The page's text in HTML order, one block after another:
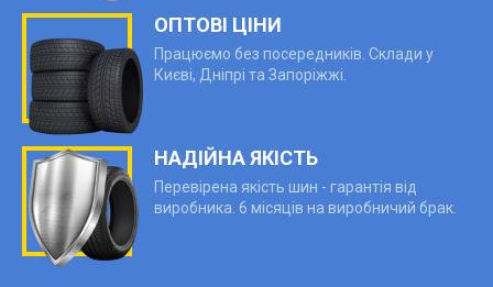
ОПТОВІ ЦІНИ
Працюємо без посередників. Склади у
Києві, Дніпрі та Запоріжжі.
НАДІЙНА ЯКІСТЬ
Перевірена якість шин - гарантія від
виробника. 6 місяців на виробничий брак.